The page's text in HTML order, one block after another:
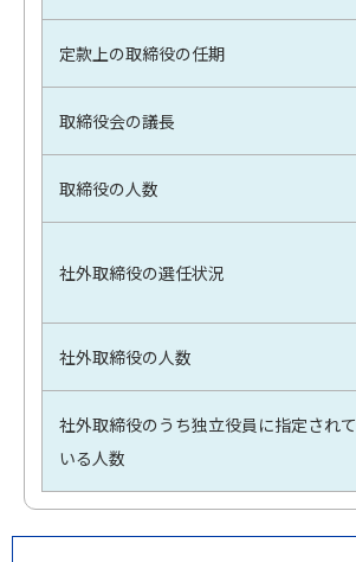
定款上の取締役の任期
取締役会の議長
取締役の人数
社外取締役の選任状況
社外取締役の人数
社外取締役のうち独立役員に指定されて
いる人数